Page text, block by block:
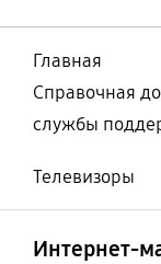
Главная
Справочная
службы
Телевизоры
Интернет-